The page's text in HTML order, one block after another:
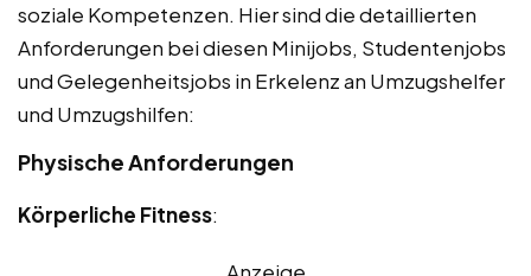
soziale Kompetenzen. Hier sind die detaillierten
Anforderungen bei diesen Minijobs, Studentenjobs
und Gelegenheitsjobs in Erkelenz an Umzugshelfer
und Umzugshilfen:
Physische Anforderungen
Körperliche Fitness: